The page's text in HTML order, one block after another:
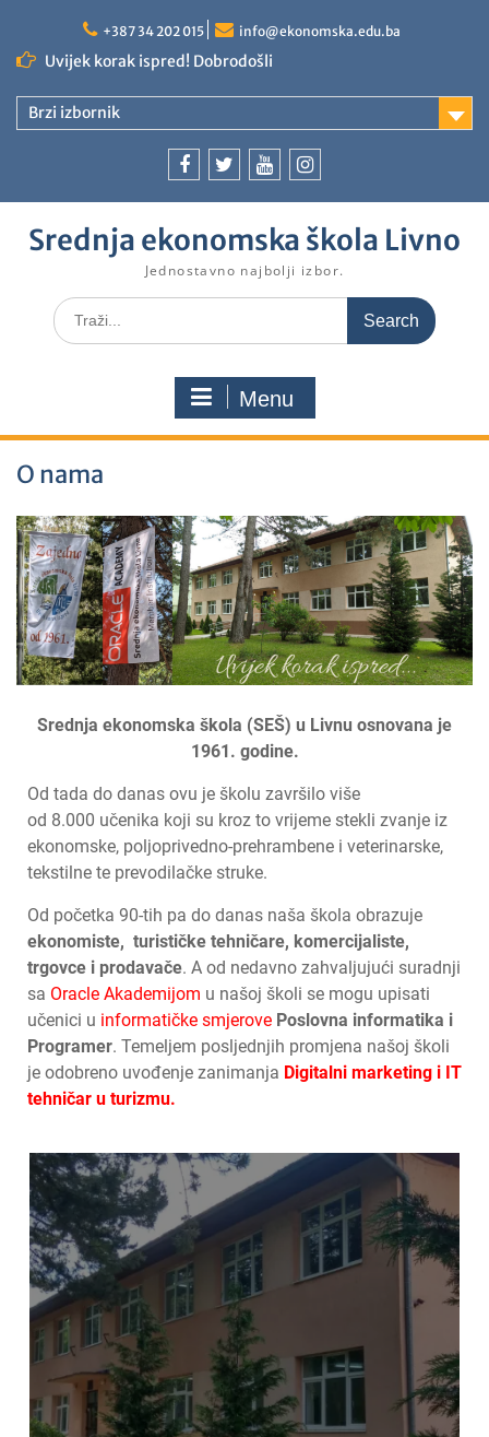
+387 34 202 015 info@ekonomska.edu.ba
Uvijek korak ispred! Dobrodošli
Brzi izbornik
Srednja ekonomska škola Livno
Jednostavno najbolji izbor.
Menu
O nama
Srednja ekonomska škola (SEŠ) u Livnu osnovana je
1961. godine.
Od tada do danas ovu je školu završilo više
od 8.000 učenika koji su kroz to vrijeme stekli zvanje iz
ekonomske, poljoprivedno-prehrambene i veterinarske,
tekstilne te prevodilačke struke.
Od početka 90-tih pa do danas naša škola obrazuje
ekonomiste, turističke tehničare, komercijaliste,
trgovce i prodavače. A od nedavno zahvaljujući suradnji
sa Oracle Akademijom u našoj školi se mogu upisati
učenici u informatičke smjerove Poslovna informatika i
Programer. Temeljem posljednjih promjena našoj školi
je odobreno uvođenje zanimanja Digitalni marketing i IT
tehničar u turizmu.